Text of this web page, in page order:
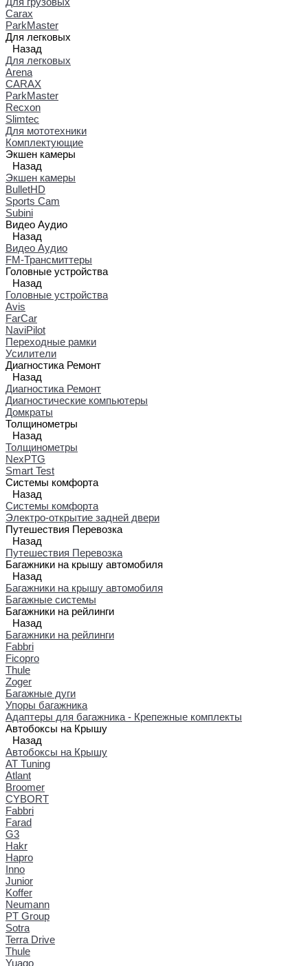
Carax
ParkMaster
Для легковых
Назад
Для легковых
Arena
CARAX
ParkMaster
Recxon
Slimtec
Для мототехники
Комплектующие
Экшен камеры
Назад
Экшен камеры
BulletHD
Sports Cam
Subini
Видео Аудио
Назад
Видео Аудио
FM-Трансмиттеры
Головные устройства
Назад
Головные устройства
Avis
FarCar
NaviPilot
Переходные рамки
Усилители
Диагностика Ремонт
Назад
Диагностика Ремонт
Диагностические компьютеры
Домкраты
Толщинометры
Назад
Толщинометры
NexPTG
Smart Test
Системы комфорта
Назад
Системы комфорта
Электро-открытие задней двери
Путешествия Перевозка
Назад
Путешествия Перевозка
Багажники на крышу автомобиля
Назад
Багажники на крышу автомобиля
Багажные системы
Багажники на рейлинги
Назад
Багажники на рейлинги
Fabbri
Ficopro
Thule
Zoger
Багажные дуги
Упоры багажника
Адаптеры для багажника - Крепежные комплекты
Автобоксы на Крышу
Назад
Автобоксы на Крышу
AT Tuning
Atlant
Broomer
CYBORT
Fabbri
Farad
G3
Hakr
Hapro
Inno
Junior
Koffer
Neumann
PT Group
Sotra
Terra Drive
Thule
Yuago